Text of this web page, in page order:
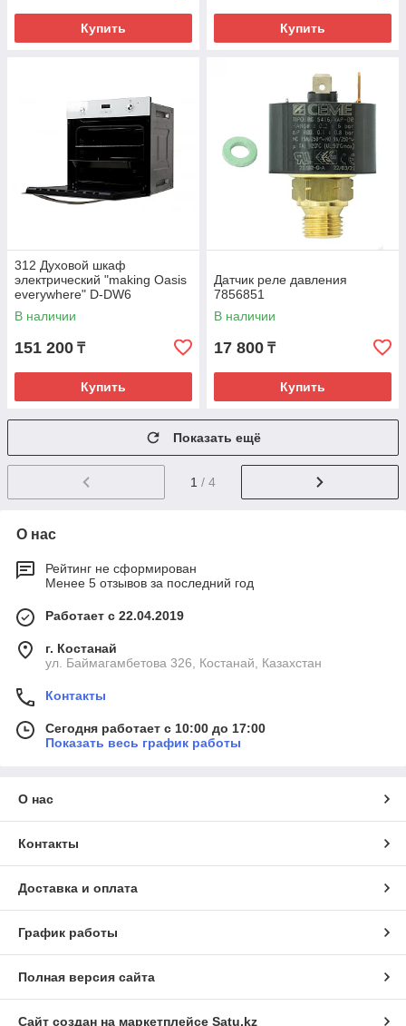
Купить Купить
312 Духовой шкаф
электрический "making Oasis
everywhere" D-DW6
В наличии
151 200 ₸
Купить
Датчик реле давления
7856851
В наличии
17 800 ₸
Купить
Показать ещё
1 / 4
О нас
Рейтинг не сформирован
Менее 5 отзывов за последний год
Работает с 22.04.2019
г. Костанай
ул. Баймагамбетова 326, Костанай, Казахстан
Контакты
Сегодня работает с 10:00 до 17:00
Показать весь график работы
О нас
Контакты
Доставка и оплата
График работы
Полная версия сайта
Сайт создан на маркетплейсе Satu.kz